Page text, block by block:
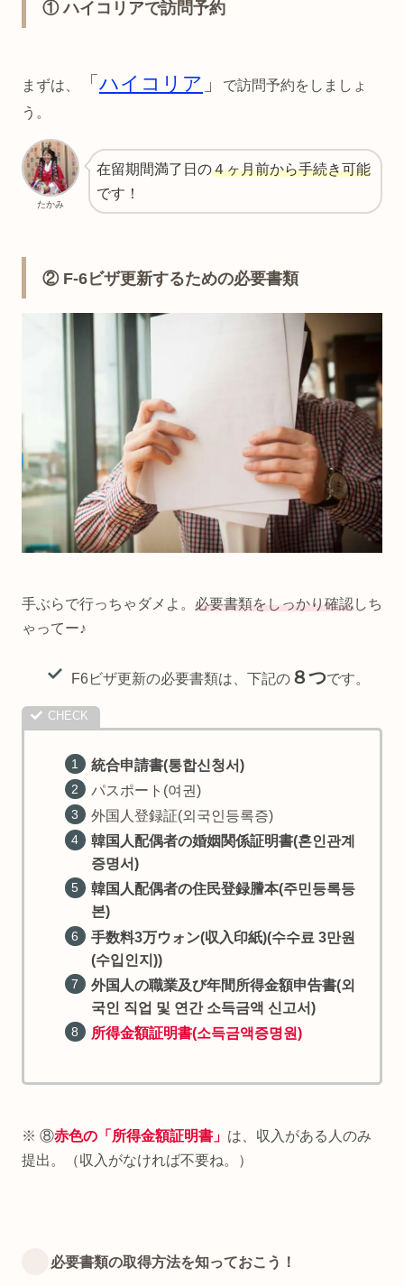
① ハイコリアで訪問予約
まずは、 「 ハイコリア 」
で訪問予約をしましょ
う。
たかみ
在留期間満了日の４ヶ月前から手続き可能
です！
② F-6ビザ更新するための必要書類
手ぶらで行っちゃダメよ。 必要書類をしっかり確認しち
ゃってー♪
F6ビザ更新の必要書類は、下記の８つです。
統合申請書(통합신청서)
パスポート(여권)
外国人登録証(외국인등록증)
韓国人配偶者の婚姻関係証明書(혼인관계
증명서)
韓国人配偶者の住民登録謄本(주민등록등
본)
手数料3万ウォン(収入印紙)(수수료 3만원
(수입인지))
外国人の職業及び年間所得金額申告書(외
국인 직업 및 연간 소득금액 신고서)
所得金額証明書(소득금액증명원)
※ ⑧赤色の「所得金額証明書」 は、収入がある人のみ
提出。（収入がなければ不要ね。）
必要書類の取得方法を知っておこう！